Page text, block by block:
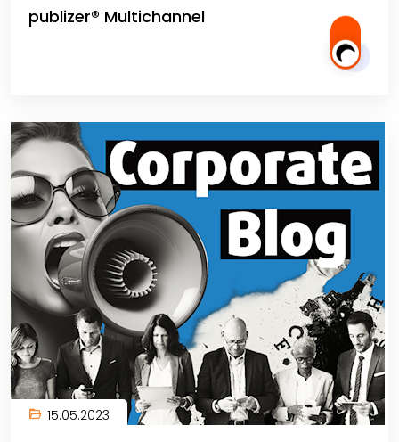
publizer® Multichannel
15.05.2023